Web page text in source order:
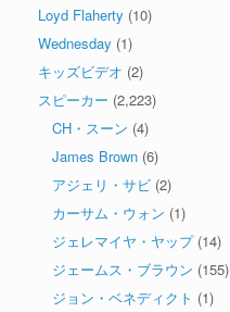
Loyd Flaherty (10)
Wednesday (1)
キッズビデオ (2)
スピーカー (2,223)
CH・スーン (4)
James Brown (6)
アジェリ・サビ (2)
カーサム・ウォン (1)
ジェレマイヤ・ヤップ(14)
ジェームス・ブラウン (155)
ジョン・ベネディクト (1)